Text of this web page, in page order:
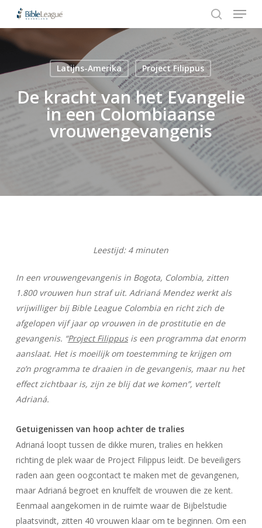
main
content
Hit enter to search or ESC to close
search
Menu
Latijns-Amerika Project Filippus
De kracht van het Evangelie
in een Colombiaanse
vrouwengevangenis
Leestijd: 4 minuten
In een vrouwengevangenis in Bogota, Colombia, zitten
1.800 vrouwen hun straf uit. Adrianá Mendez werkt als
vrijwilliger bij Bible League Colombia en richt zich de
afgelopen vijf jaar op vrouwen in de prostitutie en de
gevangenis. “Project Filippusis een programma dat enorm
aanslaat. Het is moeilijk om toestemming te krijgen om
zo’n programma te draaien in de gevangenis, maar nu het
effect zichtbaar is, zijn ze blij dat we komen”, vertelt
Adrianá.
Getuigenissen van hoop achter de tralies
Adrianá loopt tussen de dikke muren, tralies en hekken
richting de plek waar de Project Filippus leidt. De beveiligers
raden aan geen oogcontact te maken met de gevangenen,
maar Adrianá begroet en knuffelt de vrouwen die ze kent.
Eenmaal aangekomen in de ruimte waar de Bijbelstudie
plaatsvindt, zitten 40 vrouwen klaar om te beginnen. Om een
Close
Menu
van